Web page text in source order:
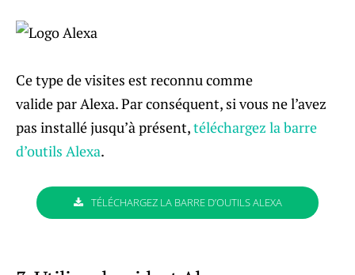
Ce type de visites est reconnu comme
valide par Alexa. Par conséquent, si vous ne l’avez
pas installé jusqu’à présent,téléchargez la barre
d’outils Alexa.
TÉLÉCHARGEZ LA BARRE D’OUTILS ALEXA